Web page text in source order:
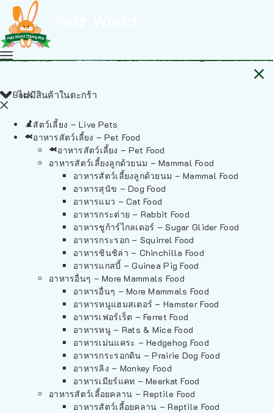
ไม่มีสินค้าในตะกร้า
Back
สัตว์เลี้ยง – Live Pets
อาหารสัตว์เลี้ยง – Pet Food
อาหารสัตว์เลี้ยง – Pet Food
อาหารสัตว์เลี้ยงลูกด้วยนม – Mammal Food
อาหารสัตว์เลี้ยงลูกด้วยนม – Mammal Food
อาหารสุนัข – Dog Food
อาหารแมว – Cat Food
อาหารกระต่าย – Rabbit Food
อาหารชูก้าร์ไกลเดอร์ – Sugar Glider Food
อาหารกระรอก – Squirrel Food
อาหารชินชิล่า – Chinchilla Food
อาหารแกสบี้ – Guinea Pig Food
อาหารอื่นๆ – More Mammals Food
อาหารอื่นๆ – More Mammals Food
อาหารหนูแฮมสเตอร์ – Hamster Food
อาหารเฟอร์เร็ต – Ferret Food
อาหารหนู – Rats & Mice Food
อาหารเม่นแคระ – Hedgehog Food
อาหารกระรอกดิน – Prairie Dog Food
อาหารลิง – Monkey Food
อาหารเมียร์แคท – Meerkat Food
อาหารสัตว์เลี้อยคลาน – Reptile Food
อาหารสัตว์เลี้อยคลาน – Reptile Food